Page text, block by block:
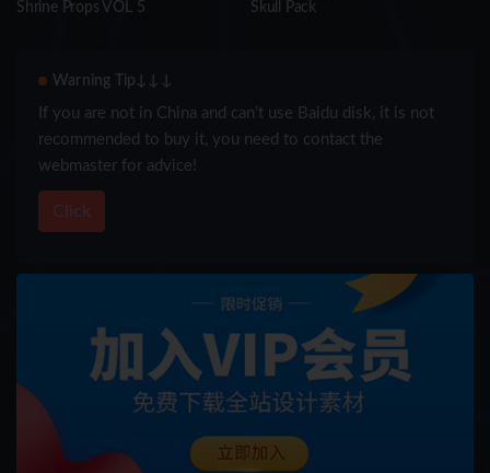
Shrine Props VOL 5
Skull Pack
Warning Tip↓↓↓
If you are not in China and can’t use Baidu disk, it is not
recommended to buy it, you need to contact the
webmaster for advice!
Click